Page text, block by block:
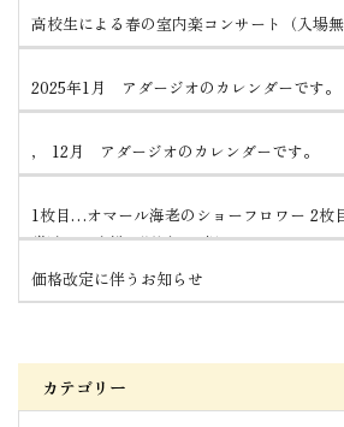
高校生による春の室内楽コンサート（入場無
2025年1月 アダージオのカレンダーです。
， 12月 アダージオのカレンダーです。
1枚目…オマール海老のショーフロワー 2枚
常連のお客様の還暦のお祝...
価格改定に伴うお知らせ
カテゴリー